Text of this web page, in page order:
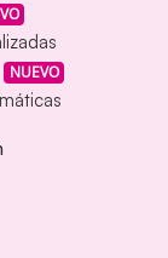
NUEVO